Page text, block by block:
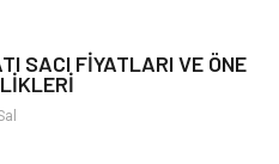
SACI FİYATLARI VE ÖNE